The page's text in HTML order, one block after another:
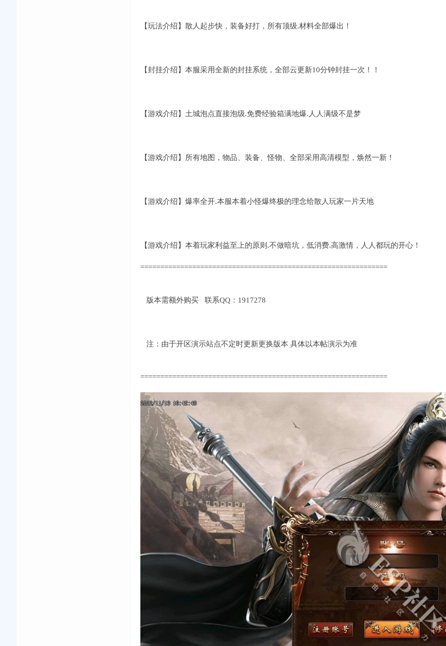
【玩法介绍】散人起步快，装备好打，所有顶级.材料全部爆出！
【封挂介绍】本服采用全新的封挂系统，全部云更新10分钟封挂一次！！
【游戏介绍】土城泡点直接泡级.免费经验箱满地爆.人人满级不是梦
【游戏介绍】所有地图，物品、装备、怪物、全部采用高清模型，焕然一新！
【游戏介绍】爆率全开.本服本着小怪爆终极的理念给散人玩家一片天地
【游戏介绍】本着玩家利益至上的原则.不做暗坑，低消费.高激情，人人都玩的开心！
==============================================================
版本需额外购买 联系QQ：1917278
注：由于开区演示站点不定时更新更换版本 具体以本帖演示为准
==============================================================